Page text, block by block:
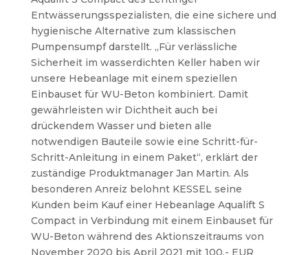
Entwässerungsspezialisten, die eine sichere und
hygienische Alternative zum klassischen
Pumpensumpf darstellt. „Für verlässliche
Sicherheit im wasserdichten Keller haben wir
unsere Hebeanlage mit einem speziellen
Einbauset für WU-Beton kombiniert. Damit
gewährleisten wir Dichtheit auch bei
drückendem Wasser und bieten alle
notwendigen Bauteile sowie eine Schritt-für-
Schritt-Anleitung in einem Paket“, erklärt der
zuständige Produktmanager Jan Martin. Als
besonderen Anreiz belohnt KESSEL seine
Kunden beim Kauf einer Hebeanlage Aqualift S
Compact in Verbindung mit einem Einbauset für
WU-Beton während des Aktionszeitraums von
November 2020 bis April 2021 mit 100,- EUR